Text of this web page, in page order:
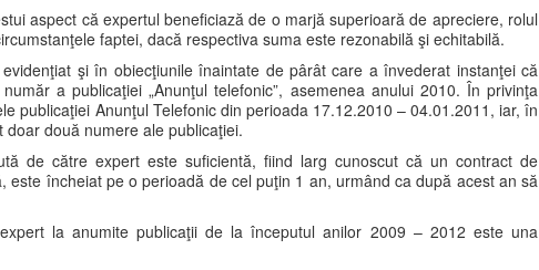
aspect că expertul beneficiază de o marjă superioară de apreciere, rolul
faptei, dacă respectiva suma este rezonabilă şi echitabilă.
şi în obiecţiunile înaintate de pârât care a învederat instanţei că
a publicaţiei „Anunţul telefonic”, asemenea anului 2010. În privinţa
publicaţiei Anunţul Telefonic din perioada 17.12.2010 – 04.01.2011, iar, în
două numere ale publicaţiei.
de către expert este suficientă, fiind larg cunoscut că un contract de
este încheiat pe o perioadă de cel puţin 1 an, urmând ca după acest an să
la anumite publicaţii de la începutul anilor 2009 – 2012 este una